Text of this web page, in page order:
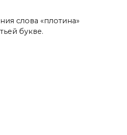
слова «плотина»
букве.